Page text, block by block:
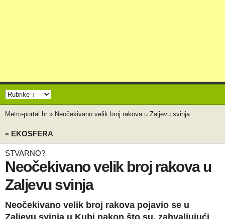
Metro-portal.hr » Neočekivano velik broj rakova u Zaljevu svinja
« EKOSFERA
STVARNO?
Neočekivano velik broj rakova u
Zaljevu svinja
Neočekivano velik broj rakova pojavio se u
Zaljevu svinja u Kubi nakon što su, zahvaljujući